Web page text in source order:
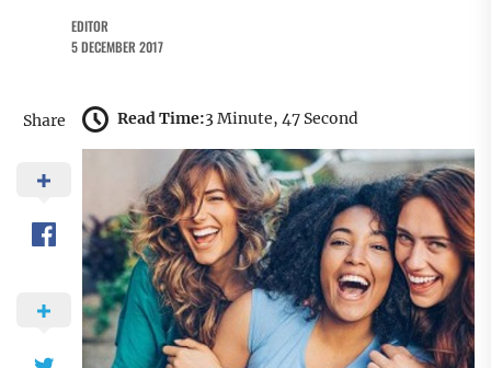
EDITOR
5 DECEMBER 2017
Share Read Time:3 Minute, 47 Second